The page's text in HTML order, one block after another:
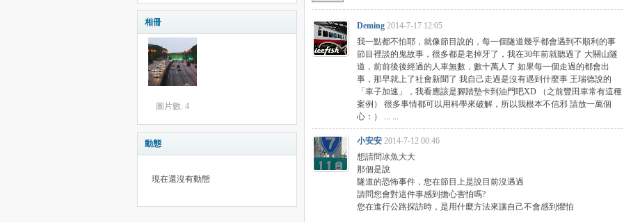
相冊
圖片數: 4
動態
現在還沒有動態
Deming 2014-7-17 12:05
我一點都不怕耶，就像節目說的，每一個隧道幾乎都會遇到不順利的事
節目裡談的鬼故事，很多都是老掉牙了，我在30年前就聽過了 大關山隧
道，前前後後經過的人車無數，數十萬人了 如果每一個走過的都會出
事，那早就上了社會新聞了 我自己走過是沒有遇到什麼事 王瑞德說的
「車子加速」，我看應該是腳踏墊卡到油門吧XD （之前豐田車常有這種
案例） 很多事情都可以用科學來破解，所以我根本不信邪 請放一萬個
心：） ... ...
小安安 2014-7-12 00:46
想請問冰魚大大
那個是說
隧道的恐怖事件，您在節目上是說目前沒遇過
請問您會對這件事感到擔心害怕嗎?
您在進行公路探訪時，是用什麼方法來讓自己不會感到懼怕